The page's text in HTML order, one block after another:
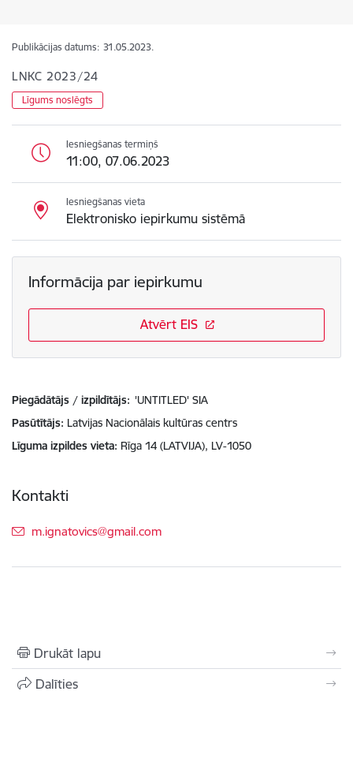
Publikācijas datums: 31.05.2023.
LNKC 2023/24
Līgums noslēgts
Iesniegšanas termiņš
11:00, 07.06.2023
Iesniegšanas vieta
Elektronisko iepirkumu sistēmā
Informācija par iepirkumu
Atvērt EIS
Piegādātājs / izpildītājs: 'UNTITLED' SIA
Pasūtītājs Latvijas Nacionālais kultūras centrs
Līguma izpildes vieta Rīga 14 (LATVIJA), LV-1050
Kontakti
E-pasts:
m.ignatovics@gmail.com
Drukāt lapu
Dalīties